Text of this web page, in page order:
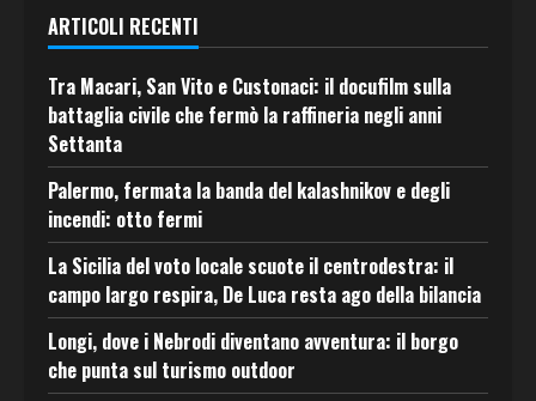
ARTICOLI RECENTI
Tra Macari, San Vito e Custonaci: il docufilm sulla
battaglia civile che fermò la raffineria negli anni
Settanta
Palermo, fermata la banda del kalashnikov e degli
incendi: otto fermi
La Sicilia del voto locale scuote il centrodestra: il
campo largo respira, De Luca resta ago della bilancia
Longi, dove i Nebrodi diventano avventura: il borgo
che punta sul turismo outdoor